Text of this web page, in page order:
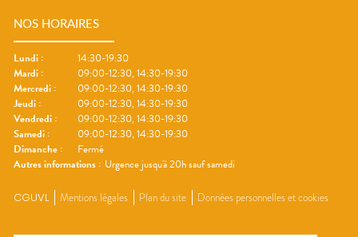
NOS HORAIRES
Lundi :
14:30-19:30
Mardi :
09:00-12:30, 14:30-19:30
Mercredi :
09:00-12:30, 14:30-19:30
Jeudi :
09:00-12:30, 14:30-19:30
Vendredi :
09:00-12:30, 14:30-19:30
Samedi :
09:00-12:30, 14:30-19:30
Dimanche :
Fermé
Autres informations : Urgence jusqu'à 20h sauf samedi
CGUVL Mentions légales Plan du site Données personnelles et cookies